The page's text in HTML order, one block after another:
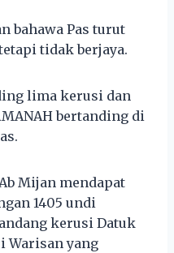
bahawa Pas turut
tidak berjaya.
lima kerusi dan
bertanding di
Mijan mendapat
1405 undi
kerusi Datuk
Warisan yang